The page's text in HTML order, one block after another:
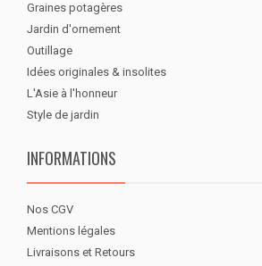
Graines potagères
Jardin d'ornement
Outillage
Idées originales & insolites
L'Asie à l'honneur
Style de jardin
INFORMATIONS
Nos CGV
Mentions légales
Livraisons et Retours